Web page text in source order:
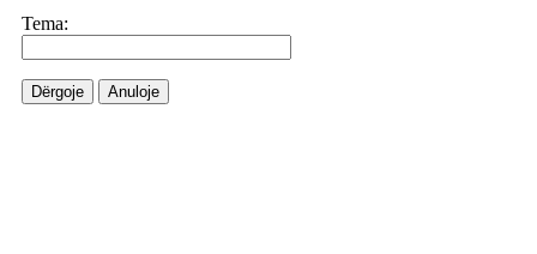
Tema:
Dërgoje Anuloje